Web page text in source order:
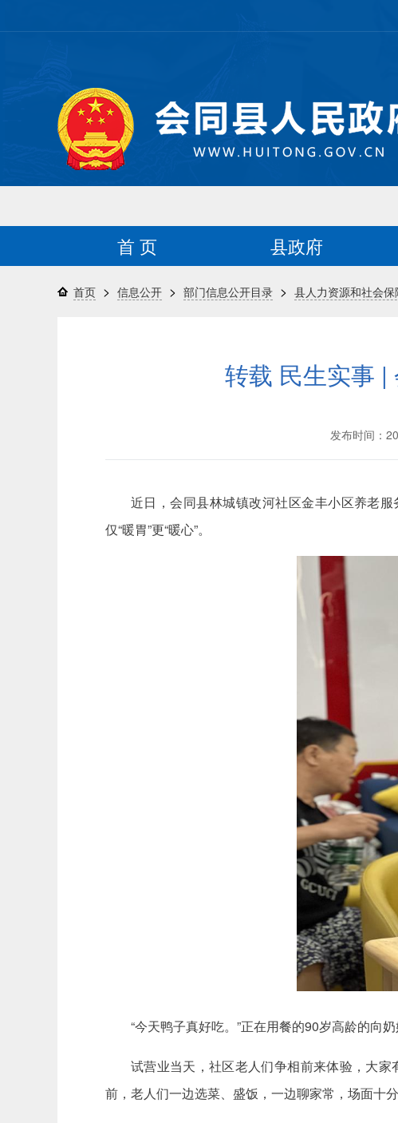
首 页 县政府
首页 > 信息公开 > 部门信息公开目录 > 县人力资源和社会保
转载 民生实事 |
发布时间：
近日，会同县林城镇改河社区金丰小区养老
仅“暖胃”更“暖心”。
“今天鸭子真好吃。”正在用餐的90岁高龄的向
试营业当天，社区老人们争相前来体验，大
前，老人们一边选菜、盛饭，一边聊家常，场面十分